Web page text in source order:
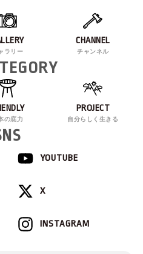
ラリー
CHANNEL
チャンネル
の底力
PROJECT
自分らしく生きる
YOUTUBE
X
INSTAGRAM